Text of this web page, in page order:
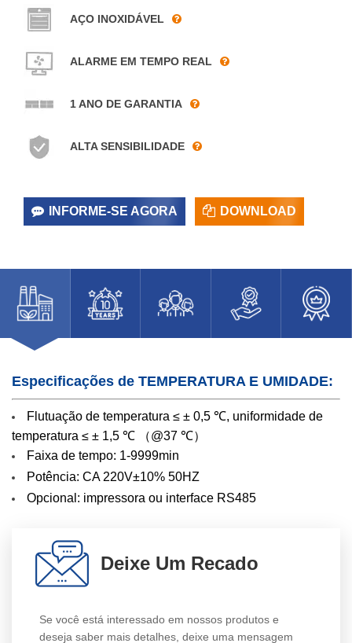
AÇO INOXIDÁVEL
ALARME EM TEMPO REAL
1 ANO DE GARANTIA
ALTA SENSIBILIDADE
INFORME-SE AGORA DOWNLOAD
Especificações de TEMPERATURA E UMIDADE:
Flutuação de temperatura ≤ ± 0,5 ℃, uniformidade de
temperatura ≤ ± 1,5 ℃ （@37 ℃）
Faixa de tempo: 1-9999min
Potência: CA 220V±10% 50HZ
Opcional: impressora ou interface RS485
Deixe Um Recado
Se você está interessado em nossos produtos e
deseja saber mais detalhes, deixe uma mensagem